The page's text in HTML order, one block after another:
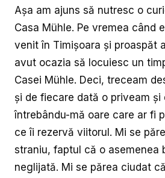
Așa am ajuns să nutresc o
Casa Mühle. Pe vremea când
venit în Timișoara și proaspăt
avut ocazia să locuiesc un
Casei Mühle. Deci, treceam
și de fiecare dată o priveam și
întrebându-mă oare care ar fi
ce îi rezervă viitorul. Mi se
straniu, faptul că o asemenea
neglijată. Mi se părea ciudat